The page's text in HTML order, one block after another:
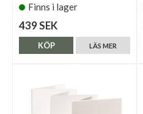
Finns i lager
439 SEK
LÄS MER
KÖP